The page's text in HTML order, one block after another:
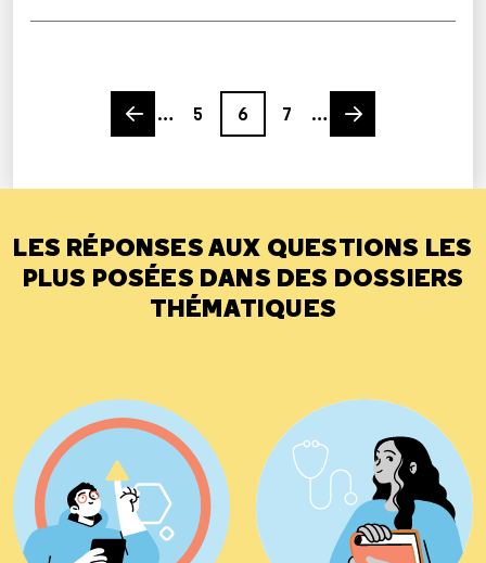
Previous page
…
5
Page
6
7
…
Next page
LES RÉPONSES AUX QUESTIONS LES
PLUS POSÉES DANS DES DOSSIERS
THÉMATIQUES